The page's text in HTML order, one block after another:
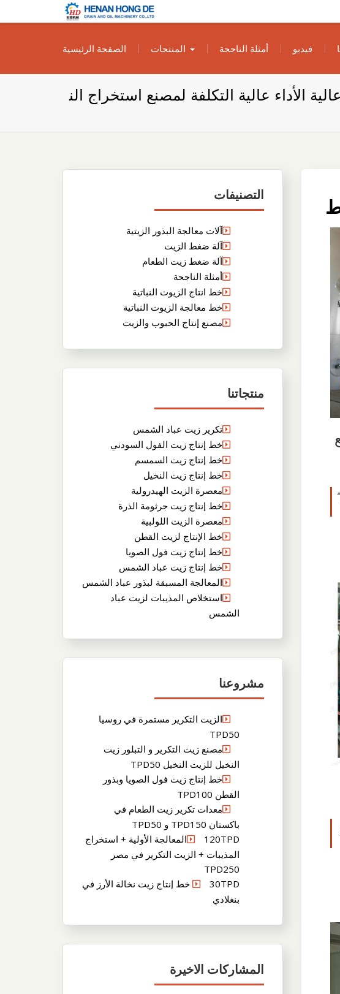
الزيوت النباتية
الخاص بك
الصفحة الرئيسية
المنتجات أمثلة الناجحة فيديو
الأداء عالية التكلفة لمصنع استخراج الن
التصنيفات
آلات معالجة البذور الزيتية
آلة ضغط الزيت
آلة ضغط زيت الطعام
أمثلة الناجحة
خط انتاج الزيوت النباتية
خط معالجة الزيوت النباتية
مصنع إنتاج الحبوب والزيت
منتجاتنا
تكرير زيت عباد الشمس
خط إنتاج زيت الفول السودني
خط إنتاج زيت السمسم
خط إنتاج زيت النخيل
معصرة الزيت الهيدرولية
خط إنتاج زيت جرثومة الذرة
معصرة الزيت اللولبية
خط الإنتاج لزيت القطن
خط إنتاج زيت فول الصويا
خط إنتاج زيت عباد الشمس
المعالجة المسبقة لبذور عباد الشمس
استخلاص المذيبات لزيت عباد
الشمس
مشروعنا
الزيت التكرير مستمرة في روسيا
TPD50
مصنع زيت التكرير و التبلور زيت
النخيل للزيت النخيل TPD50
خط إنتاج زيت فول الصويا وبذور
القطن TPD100
معدات تكرير زيت الطعام في
باكستان TPD150 و TPD50
120TPDالمعالجة الأولية + استخراج
المذيبات + الزيت التكرير في مصر
TPD250
30TPD خط إنتاج زيت نخالة الأرز في
بنغلادي
المشاركات الاخيرة